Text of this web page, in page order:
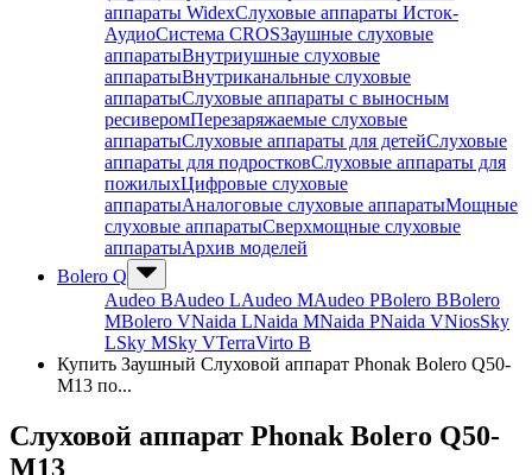
аппараты WidexСлуховые аппараты Исток-
АудиоСистема CROSЗаушные слуховые
аппаратыВнутриушные слуховые
аппаратыВнутриканальные слуховые
аппаратыСлуховые аппараты с выносным
ресиверомПерезаряжаемые слуховые
аппаратыСлуховые аппараты для детейСлуховые
аппараты для подростковСлуховые аппараты для
пожилыхЦифровые слуховые
аппаратыАналоговые слуховые аппаратыМощные
слуховые аппаратыСверхмощные слуховые
аппаратыАрхив моделей
Bolero Q
Audeo BAudeo LAudeo МAudeo PBolero BBolero
MBolero VNaida LNaida MNaida PNaida VNiosSky
LSky MSky VTerraVirto B
Купить Заушный Слуховой аппарат Phonak Bolero Q50-
M13 по...
Слуховой аппарат Phonak Bolero Q50-
M13